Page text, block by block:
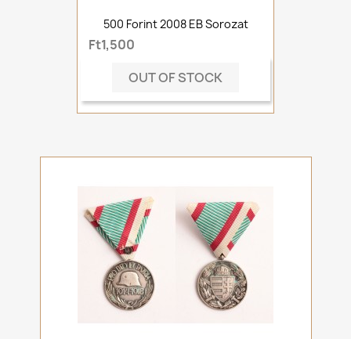
500 Forint 2008 EB Sorozat
Ft1,500
OUT OF STOCK